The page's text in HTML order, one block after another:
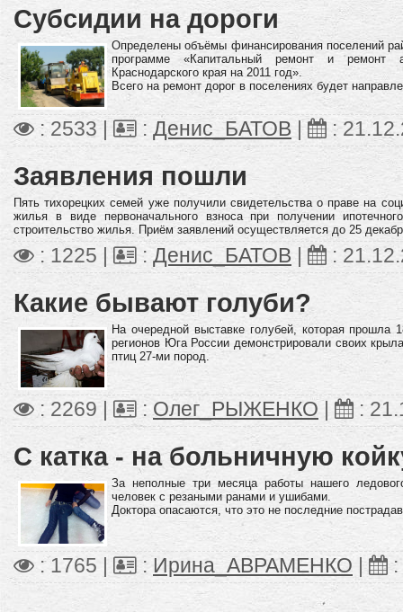
Субсидии на дороги
Определены объёмы финансирования поселений
программе «Капитальный ремонт и ремонт
Краснодарского края на 2011 год».
Всего на ремонт дорог в поселениях будет
: 2533 | : Денис_БАТОВ | :
Заявления пошли
Пять тихорецких семей уже получили свидетельства о праве на
жилья в виде первоначального взноса при получении
строительство жилья. Приём заявлений осуществляется до 25
: 1225 | : Денис_БАТОВ :
Какие бывают голуби?
На очередной выставке голубей, которая
регионов Юга России демонстрировали своих
птиц 27-ми пород.
: 2269 | : Олег_РЫЖЕНКО :
С катка - на больничную
За неполные три месяца работы нашего
человек с резаными ранами и ушибами.
Доктора опасаются, что это не последние
: 1765 | : Ирина_АВРАМЕНКО :